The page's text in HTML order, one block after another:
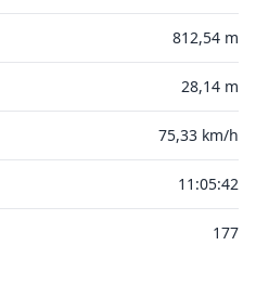
812,54 m
28,14 m
75,33 km/h
11:05:42
177